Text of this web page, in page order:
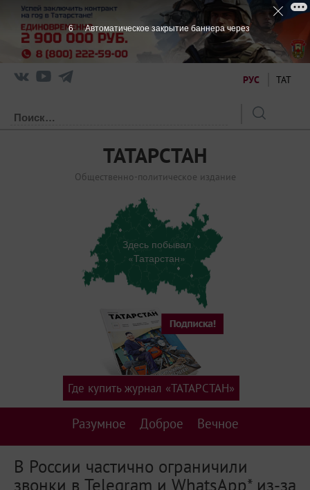
РУС ТАТ
ТАТАРСТАН
Общественно-политическое издание
Здесь побывал
«Татарстан»
Разумное Доброе Вечное
Где купить журнал «ТАТАРСТАН»
В России частично ограничили
звонки в Telegram и WhatsApp* из-за
6 Автоматическое закрытие баннера через